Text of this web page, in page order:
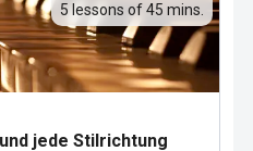
jede Stilrichtung
5 lessons of 45 mins.